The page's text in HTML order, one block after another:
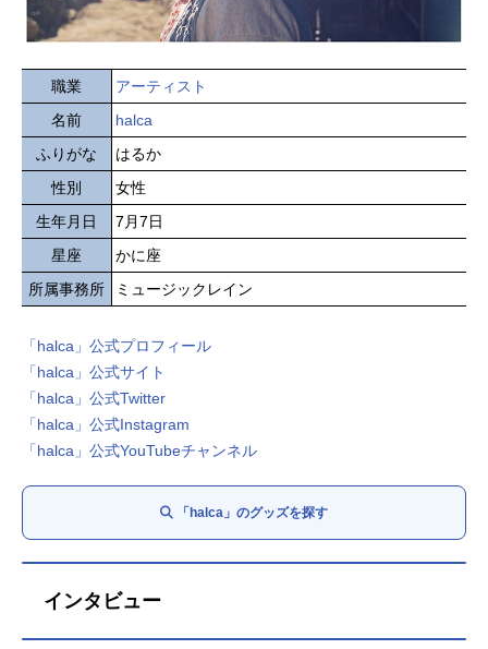
職業
アーティスト
名前
halca
ふりがな
はるか
性別
女性
生年月日
7月7日
星座
かに座
所属事務所
ミュージックレイン
「halca」公式プロフィール
「halca」公式サイト
「halca」公式Twitter
「halca」公式Instagram
「halca」公式YouTubeチャンネル
「halca」のグッズを探す
インタビュー